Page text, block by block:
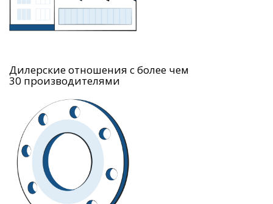
Дилерские отношения с более чем
30 производителями